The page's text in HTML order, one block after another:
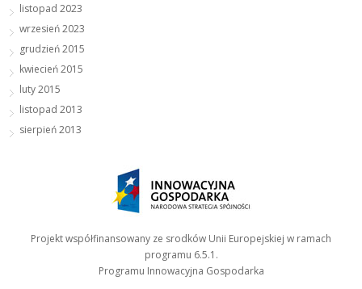
listopad 2023
wrzesień 2023
grudzień 2015
kwiecień 2015
luty 2015
listopad 2013
sierpień 2013
Projekt współfinansowany ze srodków Unii Europejskiej w ramach
programu 6.5.1.
Programu Innowacyjna Gospodarka